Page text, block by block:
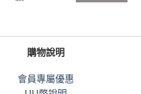
購物說明
會員專屬優惠